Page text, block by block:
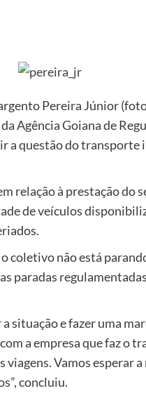
Pereira Júnior
Agência Goiana de
a questão do
relação à prestação do
de veículos
coletivo não está
paradas
situação e fazer uma
a empresa que faz o
Vamos esperar a
concluiu.